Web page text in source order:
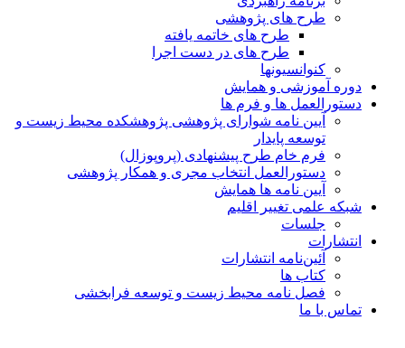
طرح های پژوهشی
طرح های خاتمه یافته
طرح های در دست اجرا
کنوانسیونها
دوره آموزشی و همایش
دستورالعمل ها و فرم ها
آیین نامه شوارای پژوهشی پژوهشکده محیط زیست و
توسعه پایدار
فرم خام طرح پیشنهادی (پروپوزال)
دستورالعمل انتخاب مجری و همکار پژوهشی
آیین نامه ها همایش
شبکه علمی تغییر اقلیم
جلسات
انتشارات
آئین‌نامه انتشارات
کتاب ها
فصل نامه محیط زیست و توسعه فرابخشی
تماس با ما